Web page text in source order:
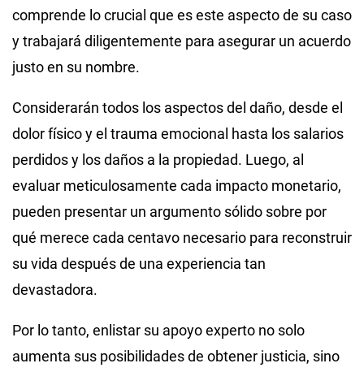
comprende lo crucial que es este aspecto de su caso
y trabajará diligentemente para asegurar un acuerdo
justo en su nombre.
Considerarán todos los aspectos del daño, desde el
dolor físico y el trauma emocional hasta los salarios
perdidos y los daños a la propiedad. Luego, al
evaluar meticulosamente cada impacto monetario,
pueden presentar un argumento sólido sobre por
qué merece cada centavo necesario para reconstruir
su vida después de una experiencia tan
devastadora.
Por lo tanto, enlistar su apoyo experto no solo
aumenta sus posibilidades de obtener justicia, sino